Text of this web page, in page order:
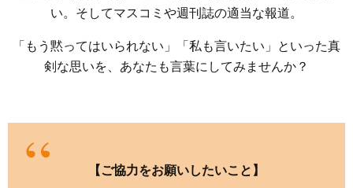
い。そしてマスコミや週刊誌の適当な報道。
「もう黙ってはいられない」「私も言いたい」といった真
剣な思いを、あなたも言葉にしてみませんか？
【ご協力をお願いしたいこと】